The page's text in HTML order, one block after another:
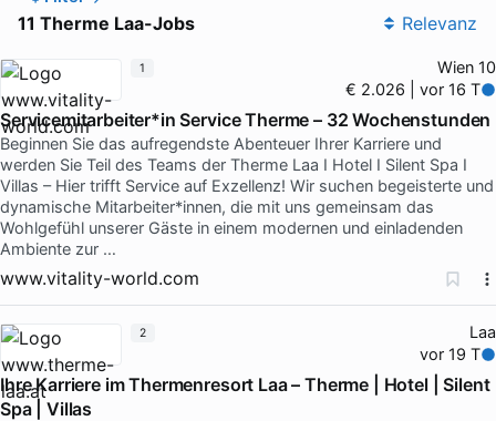
11 Therme Laa-Jobs Relevanz
Wien 10
€ 2.026 | vor 16 T
Servicemitarbeiter*in Service Therme – 32 Wochenstunden
Beginnen Sie das aufregendste Abenteuer Ihrer Karriere und
werden Sie Teil des Teams der Therme Laa I Hotel I Silent Spa I
Villas – Hier trifft Service auf Exzellenz! Wir suchen begeisterte und
dynamische Mitarbeiter*innen, die mit uns gemeinsam das
Wohlgefühl unserer Gäste in einem modernen und einladenden
Ambiente zur …
www.vitality-world.com
1
Laa
vor 19 T
Ihre Karriere im Thermenresort Laa – Therme | Hotel | Silent
Spa | Villas
2